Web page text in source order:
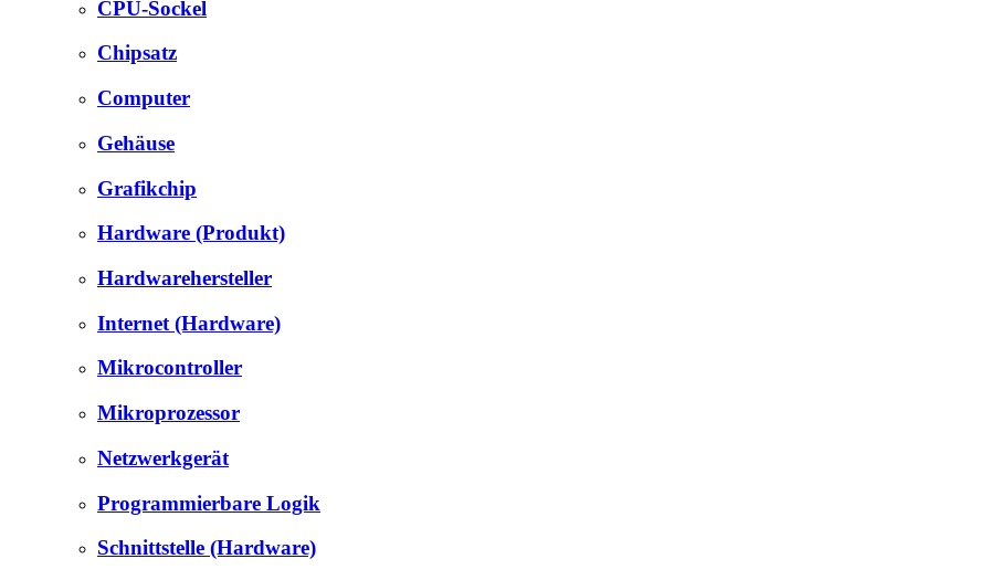
CPU-Sockel
Chipsatz
Computer
Gehäuse
Grafikchip
Hardware (Produkt)
Hardwarehersteller
Internet (Hardware)
Mikrocontroller
Mikroprozessor
Netzwerkgerät
Programmierbare Logik
Schnittstelle (Hardware)